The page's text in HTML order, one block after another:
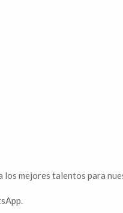
los mejores talentos para